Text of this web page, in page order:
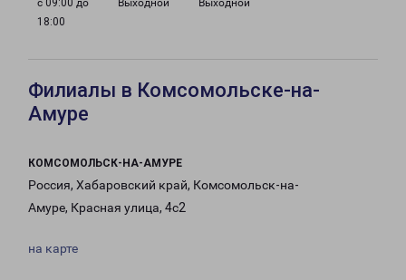
с 09:00 до
18:00
Выходной Выходной
Филиалы в Комсомольске-на-
Амуре
КОМСОМОЛЬСК-НА-АМУРЕ
Россия, Хабаровский край, Комсомольск-на-
Амуре, Красная улица, 4с2
на карте